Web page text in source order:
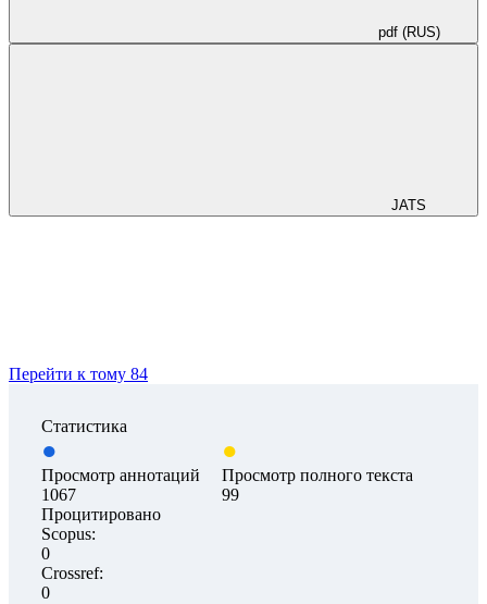
pdf (RUS)
JATS
Перейти к тому 84
Статистика
Просмотр аннотаций
1067
Просмотр полного текста
99
Процитировано
Scopus:
0
Crossref:
0